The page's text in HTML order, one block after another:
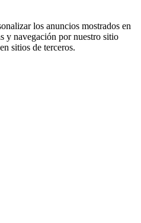
los anuncios mostrados en
y navegación por nuestro sitio
sitios de terceros.